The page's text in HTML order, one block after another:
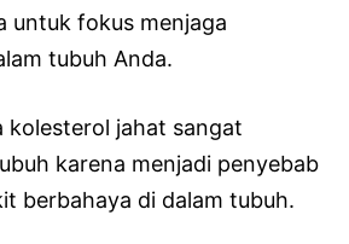
untuk fokus menjaga
tubuh Anda.
kolesterol jahat sangat
karena menjadi penyebab
berbahaya di dalam tubuh.